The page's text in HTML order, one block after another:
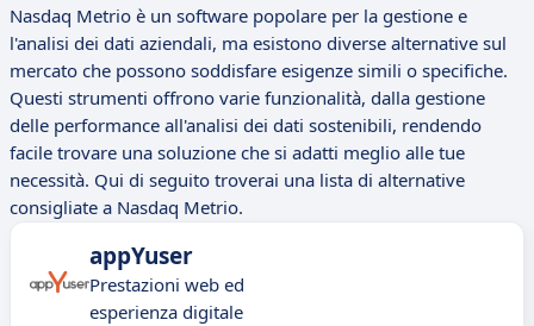
Nasdaq Metrio è un software popolare per la gestione e
l'analisi dei dati aziendali, ma esistono diverse alternative sul
mercato che possono soddisfare esigenze simili o specifiche.
Questi strumenti offrono varie funzionalità, dalla gestione
delle performance all'analisi dei dati sostenibili, rendendo
facile trovare una soluzione che si adatti meglio alle tue
necessità. Qui di seguito troverai una lista di alternative
consigliate a Nasdaq Metrio.
appYuser
Prestazioni web ed
esperienza digitale